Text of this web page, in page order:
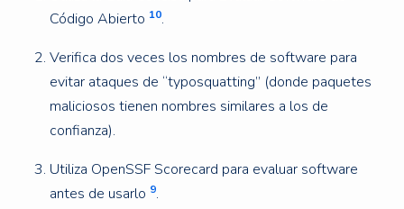
Código Abierto 10.
Verifica dos veces los nombres de software para
evitar ataques de “typosquatting” (donde paquetes
maliciosos tienen nombres similares a los de
confianza).
Utiliza OpenSSF Scorecard para evaluar software
antes de usarlo 9.